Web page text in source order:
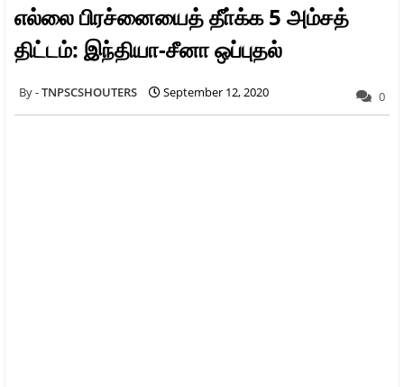
எல்லை பிரச்னையைத் தீா்க்க 5 அம்சத்
திட்டம்: இந்தியா-சீனா ஒப்புதல்
TNPSCSHOUTERS September 12, 2020 0